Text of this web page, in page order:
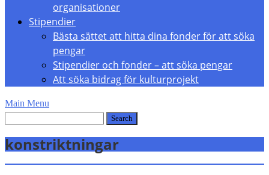
organisationer
Stipendier
Bästa sättet att hitta dina fonder för att söka
pengar
Stipendier och fonder – att söka pengar
Att söka bidrag för kulturprojekt
Main Menu
konstriktningar